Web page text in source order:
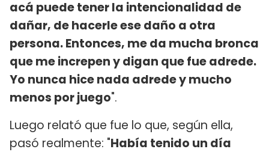
acá puede tener la intencionalidad de
dañar, de hacerle ese daño a otra
persona. Entonces, me da mucha bronca
que me increpen y digan que fue adrede.
Yo nunca hice nada adrede y mucho
menos por juego".
Luego relató que fue lo que, según ella,
pasó realmente: "Había tenido un día